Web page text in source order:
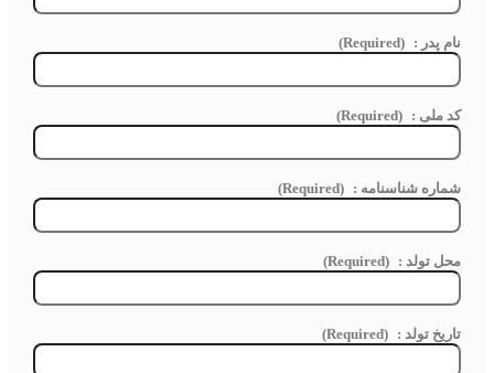
نام پدر : (Required)
کد ملی : (Required)
شماره شناسنامه : (Required)
محل تولد : (Required)
تاريخ تولد : (Required)